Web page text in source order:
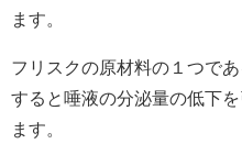
ます。
フリスクの原材料の１つで
すると唾液の分泌量の低下
ます。